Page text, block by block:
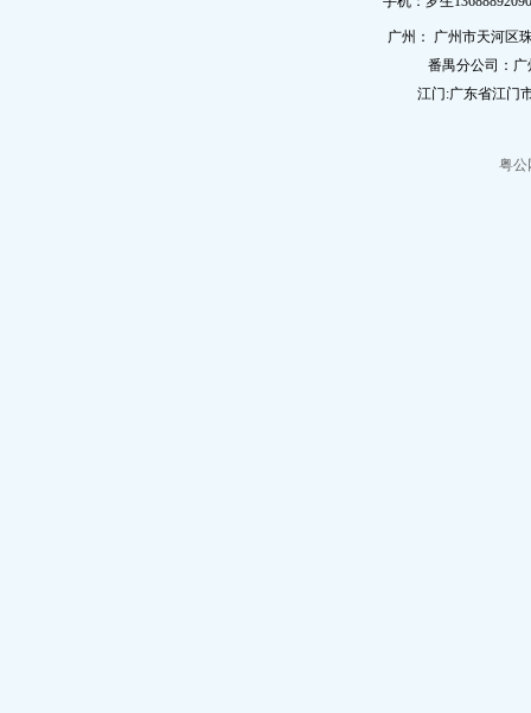
广州： 广州市天河区
番禺分公司：
江门:广东省江门
粤公